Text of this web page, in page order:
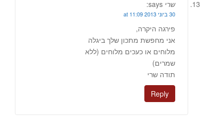
שרי says:
30 ביוני 2013 at 11:09
פירגה היקרה,
אני מחפשת מתכון שלך ביגלה
מלוחים או כעכים מלוחים (ללא
שמרים)
תודה שרי
Reply